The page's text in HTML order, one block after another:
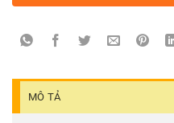
MÔ TẢ